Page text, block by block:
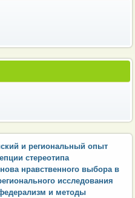
и региональный опыт
стереотипа
нравственного выбора в
исследования
и методы